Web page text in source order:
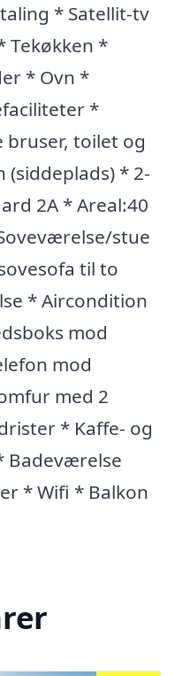
* Satellit-tv
Tekøkken *
* Ovn *
*
bruser, toilet og
* 2-
2A * Areal:40
stue
til to
* Aircondition
mod
mod
med 2
* Kaffe- og
Badeværelse
* Wifi * Balkon